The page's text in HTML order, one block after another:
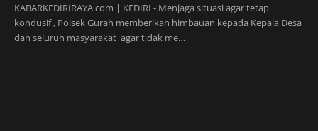
KABARKEDIRIRAYA.com | KEDIRI - Menjaga situasi agar tetap
kondusif , Polsek Gurah memberikan himbauan kepada Kepala Desa
dan seluruh masyarakat agar tidak me…